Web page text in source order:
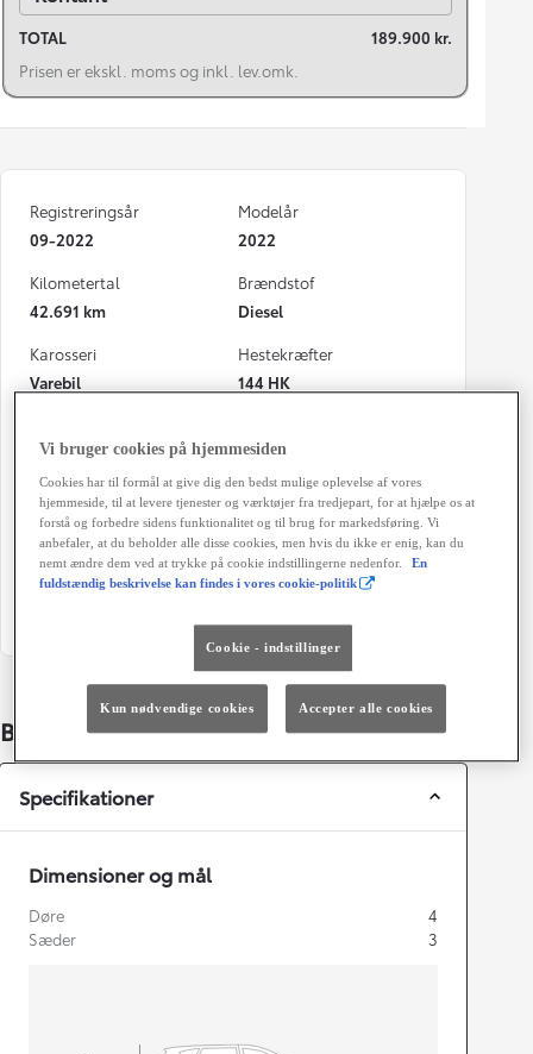
TOTAL
189.900 kr.
Prisen er ekskl. moms og inkl. lev.omk.
Registreringsår
09-2022
Modelår
2022
Kilometertal
42.691 km
Brændstof
Diesel
Karosseri
Varebil
Hestekræfter
144 HK
198 g/km
Manuel gearkasse
Døre
Farve
EPR - Icy White
Energiklasse
Grøn ejerafgift (årligt)
Bildetaljer
Specifikationer
Dimensioner og mål
Døre
4
Sæder
3
Vi bruger cookies på hjemmesiden
Cookies har til formål at give dig den bedst mulige oplevelse af vores
hjemmeside, til at levere tjenester og værktøjer fra tredjepart, for at hjælpe os at
forstå og forbedre sidens funktionalitet og til brug for markedsføring. Vi
anbefaler, at du beholder alle disse cookies, men hvis du ikke er enig, kan du
nemt ændre dem ved at trykke på cookie indstillingerne nedenfor.
En
fuldstændig beskrivelse kan findes i vores cookie-politik
Cookie - indstillinger
Kun nødvendige cookies Accepter alle cookies